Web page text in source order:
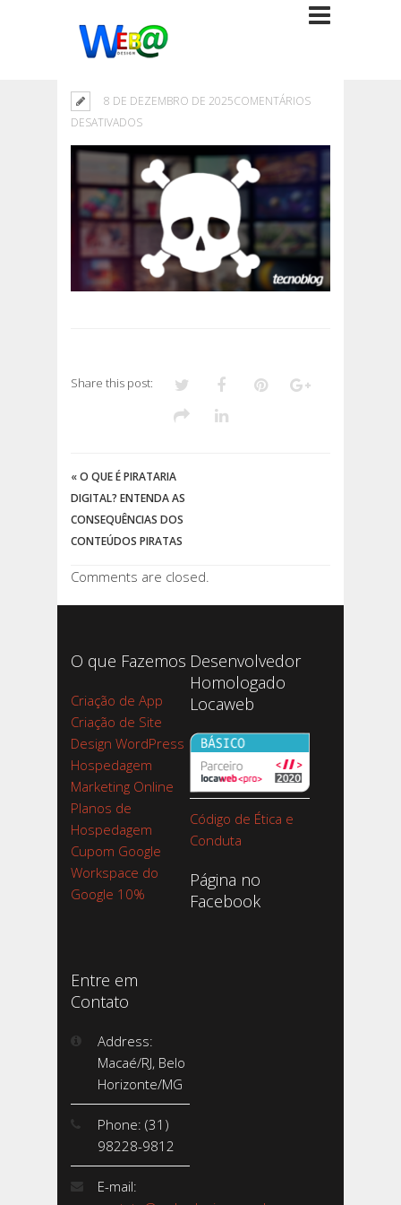
8 DE DEZEMBRO DE 2025COMENTÁRIOS
DESATIVADOSEM
Share this post:
«O QUE É PIRATARIA
DIGITAL? ENTENDA AS
CONSEQUÊNCIAS DOS
CONTEÚDOS PIRATAS
Comments are closed.
O que Fazemos
Criação de App
Criação de Site
Design WordPress
Hospedagem
Marketing Online
Planos de
Hospedagem
Cupom Google
Workspace do
Google 10%
Desenvolvedor
Homologado
Locaweb
Código de Ética e
Conduta
Página no
Facebook
Entre em
Contato
Address:
Macaé/RJ, Belo
Horizonte/MG
Phone: (31)
98228-9812
E-mail: